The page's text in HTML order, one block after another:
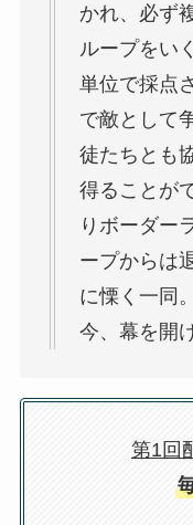
かれ、必ず
ループをい
単位で採点
で敵として
徒たちとも
得ることが
りボーダー
ープからは
に慄く一同
今、幕を開
第1回